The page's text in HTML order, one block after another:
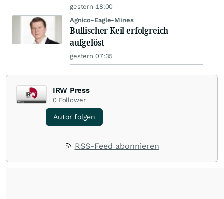
gestern 18:00
Agnico-Eagle-Mines
Bullischer Keil erfolgreich
aufgelöst
gestern 07:35
IRW Press
0 Follower
Autor folgen
RSS-Feed abonnieren